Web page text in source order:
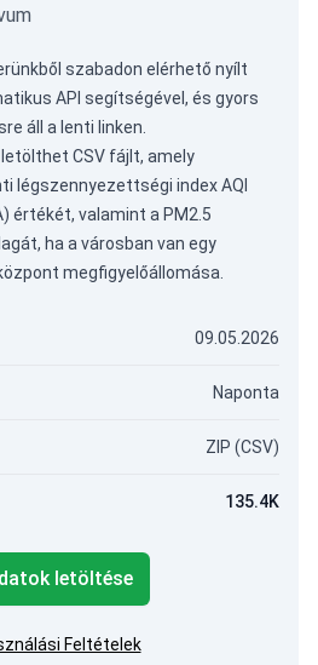
szabadon elérhető nyílt
API segítségével, és gyors
áll a lenti linken.
CSV fájlt, amely
légszennyezettségi index AQI
értékét, valamint a PM2.5
ha a városban van egy
megfigyelőállomása.
09.05.2026
Naponta
ZIP (CSV)
135.4K
letöltése
Feltételek